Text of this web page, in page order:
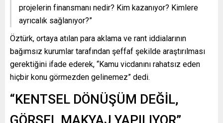
projelerin finansmanı nedir? Kim kazanıyor? Kimlere
ayrıcalık sağlanıyor?”
Öztürk, ortaya atılan para aklama ve rant iddialarının
bağımsız kurumlar tarafından şeffaf şekilde araştırılması
gerektiğini ifade ederek, “Kamu vicdanını rahatsız eden
hiçbir konu görmezden gelinemez” dedi.
“KENTSEL DÖNÜŞÜM DEĞİL,
GÖRSEL MAKYAJ YAPILIYOR”